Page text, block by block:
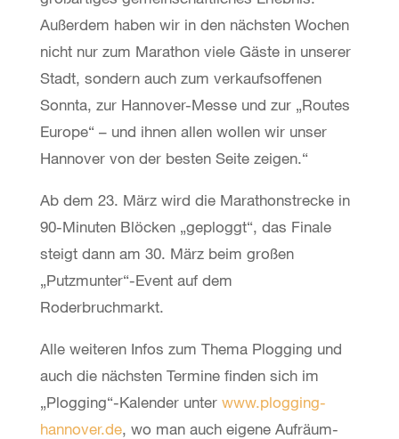
Außerdem haben wir in den nächsten Wochen
nicht nur zum Marathon viele Gäste in unserer
Stadt, sondern auch zum verkaufsoffenen
Sonnta, zur Hannover-Messe und zur „Routes
Europe“ – und ihnen allen wollen wir unser
Hannover von der besten Seite zeigen.“
Ab dem 23. März wird die Marathonstrecke in
90-Minuten Blöcken „geploggt“, das Finale
steigt dann am 30. März beim großen
„Putzmunter“-Event auf dem
Roderbruchmarkt.
Alle weiteren Infos zum Thema Plogging und
auch die nächsten Termine finden sich im
„Plogging“-Kalender unter www.plogging-
hannover.de, wo man auch eigene Aufräum-